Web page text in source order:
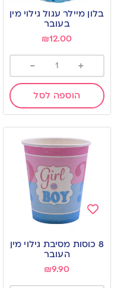
to
wishlist
בלון מיילר עגול גילוי מין
בעובר
₪12.00
+
-
הוספה לסל
to
wishlist
8 כוסות מסיבת גילוי מין
העובר
₪9.90